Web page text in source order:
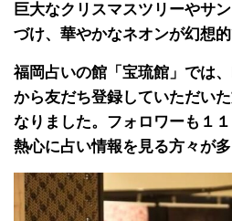
巨大なクリスマスツリーやサ
づけ、華やかなネオンが幻想的
福岡占いの館「宝琉館」では
から友だち登録していただい
なりました。フォロワーも１
熱心に占い情報を見る方々が多